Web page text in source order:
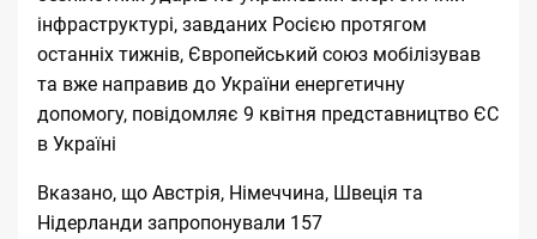
інфраструктурі, завданих Росією протягом
останніх тижнів, Європейський союз мобілізував
та вже направив до України енергетичну
допомогу, повідомляє 9 квітня представництво ЄС
в Україні
Вказано, що Австрія, Німеччина, Швеція та
Нідерланди запропонували 157